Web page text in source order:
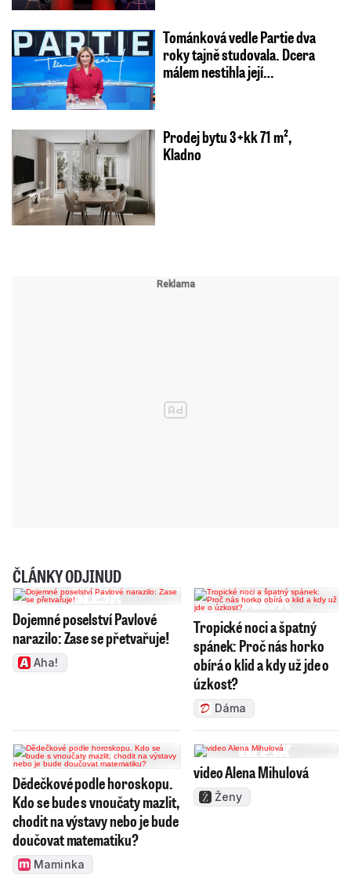
Tománková vedle Partie dva
roky tajně studovala. Dcera
málem nestihla její…
Prodej bytu 3+kk 71 m²,
Kladno
ČLÁNKY ODJINUD
Dojemné poselství Pavlové
narazilo: Zase se přetvařuje!
Aha!
Tropické noci a špatný
spánek: Proč nás horko
obírá o klid a kdy už jde o
úzkost?
Dáma
Dědečkové podle horoskopu.
Kdo se bude s vnoučaty mazlit,
chodit na výstavy nebo je bude
doučovat matematiku?
Maminka
video Alena Mihulová
Ženy